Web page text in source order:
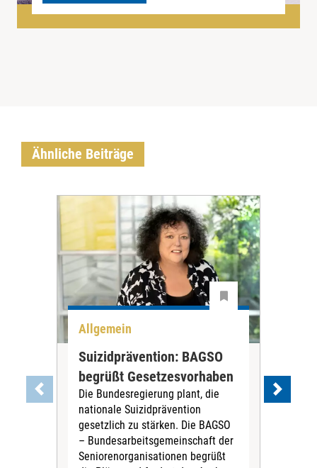
Ähnliche Beiträge
Allgemein
Suizidprävention: BAGSO
begrüßt Gesetzesvorhaben
Die Bundesregierung plant, die
nationale Suizidprävention
gesetzlich zu stärken. Die BAGSO
– Bundesarbeitsgemeinschaft der
Seniorenorganisationen begrüßt